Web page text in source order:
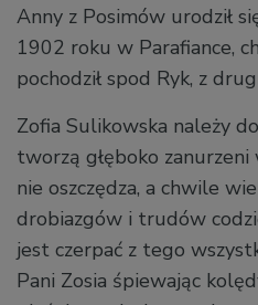
Anny z Posimów urodził
1902 roku w Parafiance,
pochodził spod Ryk, z
Zofia Sulikowska należy
tworzą głęboko
nie oszczędza, a chwile
drobiazgów i trudów
jest czerpać z tego
Pani Zosia śpiewając